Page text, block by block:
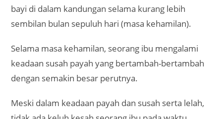
bayi di dalam kandungan selama kurang lebih
sembilan bulan sepuluh hari (masa kehamilan).
Selama masa kehamilan, seorang ibu mengalami
keadaan susah payah yang bertambah-bertambah
dengan semakin besar perutnya.
Meski dalam keadaan payah dan susah serta lelah,